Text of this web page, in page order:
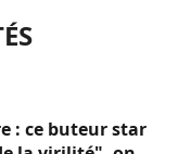
: ce buteur star